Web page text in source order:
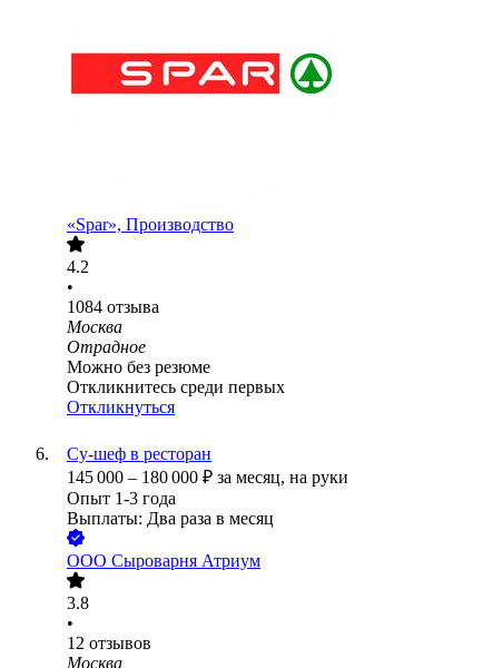
«Spar», Производство
4.2
•
1084 отзыва
Москва
Отрадное
Можно без резюме
Откликнитесь среди первых
Откликнуться
Су-шеф в ресторан
145 000 – 180 000 ₽ за месяц, на руки
Опыт 1-3 года
Выплаты: Два раза в месяц
ООО Сыроварня Атриум
3.8
•
12 отзывов
Москва